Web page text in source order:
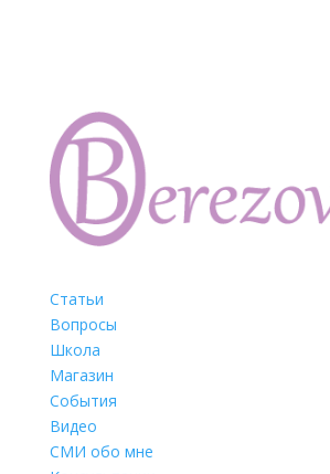
Статьи
Вопросы
Школа
Магазин
События
Видео
СМИ обо мне